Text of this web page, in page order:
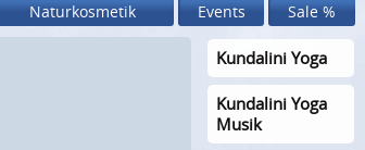
Naturkosmetik Events Sale %
Kundalini Yoga
Kundalini Yoga
Musik